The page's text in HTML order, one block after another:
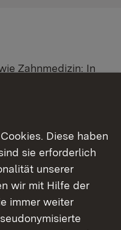
Zahnmedizin: In
passenden
eine Schritt-für-
Studium.
Württemberg
Diese haben
sie erforderlich
unserer
wir mit Hilfe der
immer weiter